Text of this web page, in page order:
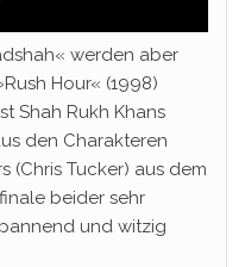
werden aber
Hour« (1998)
Shah Rukh Khans
den Charakteren
(Chris Tucker) aus dem
beider sehr
und witzig